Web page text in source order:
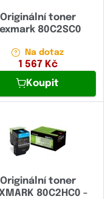
Originální toner
80C2SC0
Na dotaz
1 567 Kč
Koupit
Originální toner
80C2HC0 -